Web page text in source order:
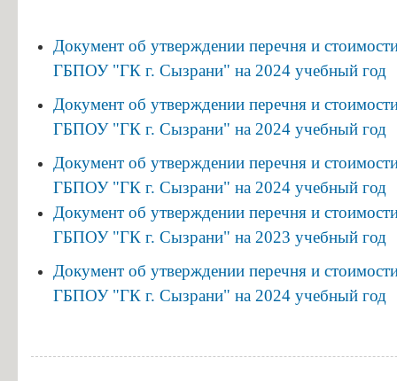
Заочное отделение
О порядке участия в ЕГЭ
Трудоустройство
Информация о закреплении за каждой группой отдельного
Памятки по безопасности
Документ об утверждении перечня и
ГБПОУ "ГК г. Сызрани" на 2024 учебный год
Документ об утверждении перечня и
ГБПОУ "ГК г. Сызрани" на 2024 учебный год
Документ об утверждении перечня и
ГБПОУ "ГК г. Сызрани" на 2024 учебный год
Документ об утверждении перечня и
ГБПОУ "ГК г. Сызрани" на 2023 учебный год
Документ об утверждении перечня и
ГБПОУ "ГК г. Сызрани" на 2024 учебный год